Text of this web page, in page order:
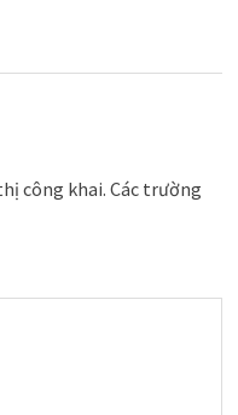
công khai. Các trường